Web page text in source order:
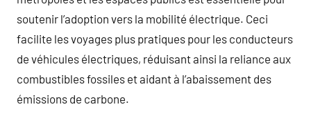
soutenir l’adoption vers la mobilité électrique. Ceci
facilite les voyages plus pratiques pour les conducteurs
de véhicules électriques, réduisant ainsi la reliance aux
combustibles fossiles et aidant à l’abaissement des
émissions de carbone.